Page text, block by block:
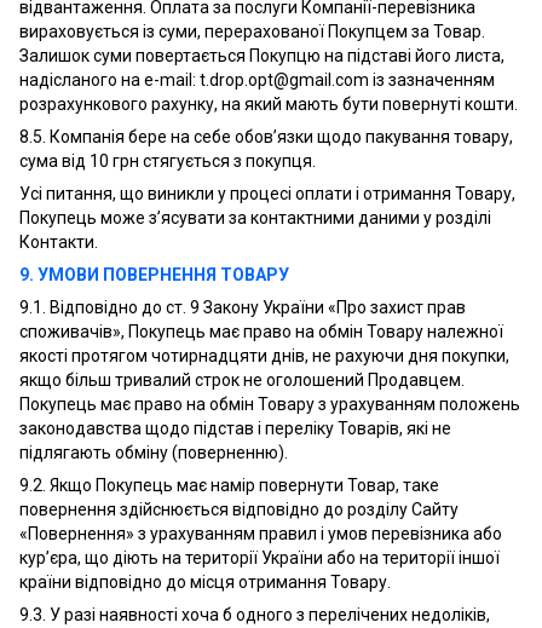
відвантаження. Оплата за послуги Компанії-перевізника
вираховується із суми, перерахованої Покупцем за Товар.
Залишок суми повертається Покупцю на підставі його листа,
надісланого на e-mail: t.drop.opt@gmail.com із зазначенням
розрахункового рахунку, на який мають бути повернуті кошти.
8.5. Компанія бере на себе обов’язки щодо пакування товару,
сума від 10 грн стягується з покупця.
Усі питання, що виникли у процесі оплати і отримання Товару,
Покупець може з’ясувати за контактними даними у розділі
Контакти.
9. УМОВИ ПОВЕРНЕННЯ ТОВАРУ
9.1. Відповідно до ст. 9 Закону України «Про захист прав
споживачів», Покупець має право на обмін Товару належної
якості протягом чотирнадцяти днів, не рахуючи дня покупки,
якщо більш тривалий строк не оголошений Продавцем.
Покупець має право на обмін Товару з урахуванням положень
законодавства щодо підстав і переліку Товарів, які не
підлягають обміну (поверненню).
9.2. Якщо Покупець має намір повернути Товар, таке
повернення здійснюється відповідно до розділу Сайту
«Повернення» з урахуванням правил і умов перевізника або
кур’єра, що діють на території України або на території іншої
країни відповідно до місця отримання Товару.
9.3. У разі наявності хоча б одного з перелічених недоліків,